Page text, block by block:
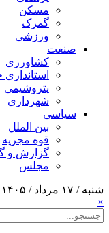
مسکن
گمرک
ورزشی
صنعت
کشاورزی
پتروشیمی
شهرداری
سیاسی
بین الملل
قوه مجریه
گزارش و
مجلس
شنبه / ۱۷ مرداد / ۱۴۰۵
×